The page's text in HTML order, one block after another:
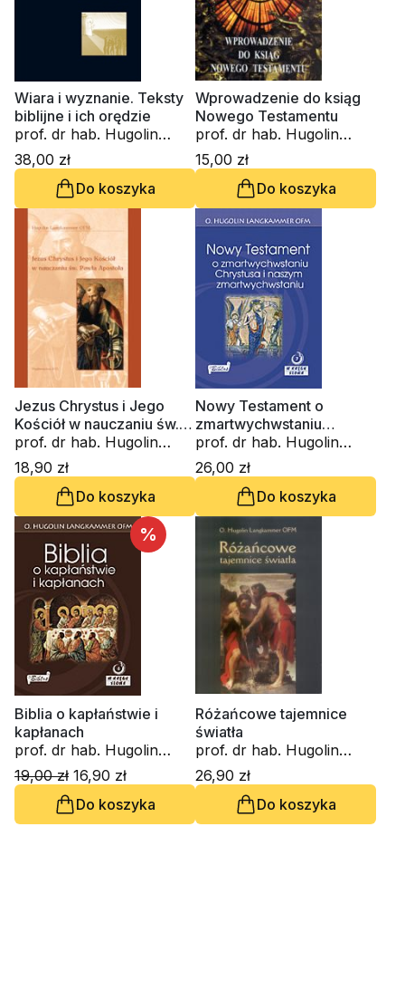
Wiara i wyznanie. Teksty
biblijne i ich orędzie
prof. dr hab. Hugolin
Langkammer
38,00 zł
Do koszyka
Wprowadzenie do ksiąg
Nowego Testamentu
prof. dr hab. Hugolin
Langkammer
15,00 zł
Do koszyka
Jezus Chrystus i Jego
Kościół w nauczaniu św.
Pawła Apostoła
prof. dr hab. Hugolin
Langkammer
18,90 zł
Do koszyka
Nowy Testament o
zmartwychwstaniu
Chrystusa i naszym
zmartwychwstaniu
prof. dr hab. Hugolin
Langkammer
26,00 zł
Do koszyka
%
Biblia o kapłaństwie i
kapłanach
prof. dr hab. Hugolin
Langkammer
19,00 zł 16,90 zł
Do koszyka
Różańcowe tajemnice
światła
prof. dr hab. Hugolin
Langkammer
26,90 zł
Do koszyka